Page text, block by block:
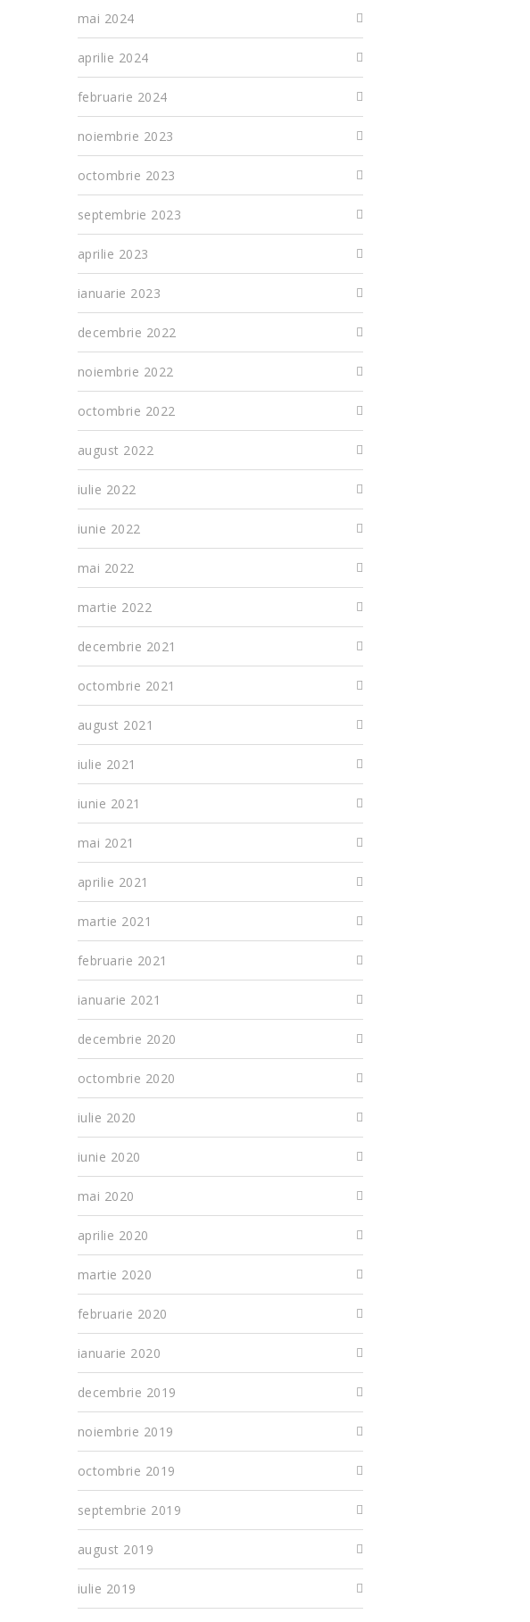
mai 2024
aprilie 2024
februarie 2024
noiembrie 2023
octombrie 2023
septembrie 2023
aprilie 2023
ianuarie 2023
decembrie 2022
noiembrie 2022
octombrie 2022
august 2022
iulie 2022
iunie 2022
mai 2022
martie 2022
decembrie 2021
octombrie 2021
august 2021
iulie 2021
iunie 2021
mai 2021
aprilie 2021
martie 2021
februarie 2021
ianuarie 2021
decembrie 2020
octombrie 2020
iulie 2020
iunie 2020
mai 2020
aprilie 2020
martie 2020
februarie 2020
ianuarie 2020
decembrie 2019
noiembrie 2019
octombrie 2019
septembrie 2019
august 2019
iulie 2019